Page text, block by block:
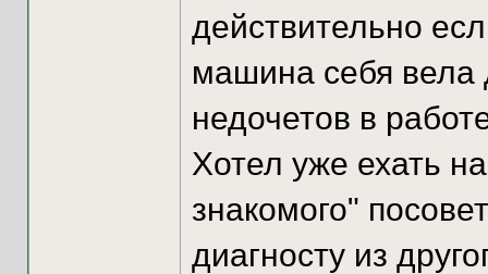
действительно
машина себя вела
недочетов в
Хотел уже ехать
знакомого"
диагносту из